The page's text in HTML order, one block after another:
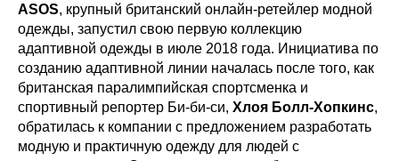
ASOS, крупный британский онлайн-ретейлер модной
одежды, запустил свою первую коллекцию
адаптивной одежды в июле 2018 года. Инициатива по
созданию адаптивной линии началась после того, как
британская паралимпийская спортсменка и
спортивный репортер Би-би-си, Хлоя Болл-Хопкинс,
обратилась к компании с предложением разработать
модную и практичную одежду для людей с